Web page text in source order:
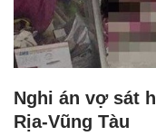
Nghi án vợ sát
Rịa-Vũng Tàu